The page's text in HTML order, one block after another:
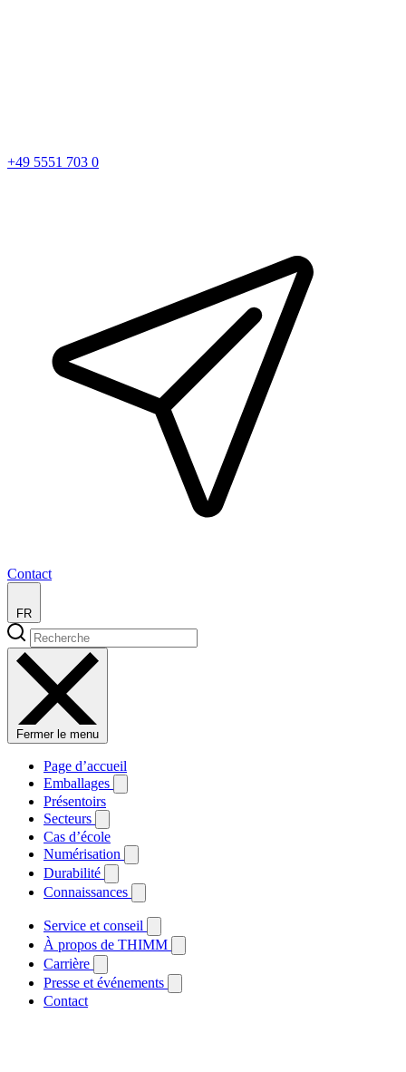
+49 5551 703 0
Contact
FR
Fermer le menu
Page d’accueil
Emballages
Présentoirs
Secteurs
Cas d’école
Numérisation
Durabilité
Connaissances
Service et conseil
À propos de THIMM
Carrière
Presse et événements
Contact